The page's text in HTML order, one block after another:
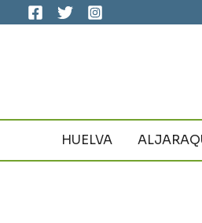
al
HUELVA